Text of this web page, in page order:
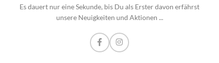
Es dauert nur eine Sekunde, bis Du als Erster davon erfährst
unsere Neuigkeiten und Aktionen ...